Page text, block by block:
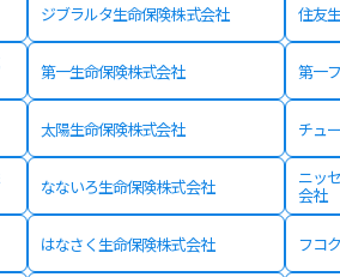
ジブラルタ生命保険株式会社 住友
第一生命保険株式会社 第一
太陽生命保険株式会社 チュ
なないろ生命保険株式会社 ニッ
会社
はなさく生命保険株式会社 フコ